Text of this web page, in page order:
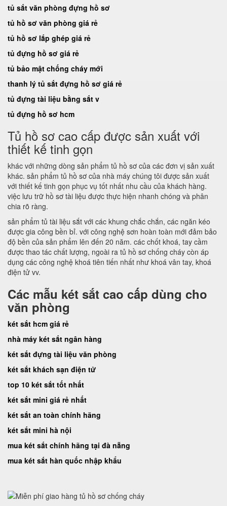
tủ sắt văn phòng đựng hồ sơ
tủ hồ sơ văn phòng giá rẻ
tủ hồ sơ lắp ghép giá rẻ
tủ đựng hồ sơ giá rẻ
tủ bảo mật chống cháy mới
thanh lý tủ sắt đựng hồ sơ giá rẻ
tủ đựng tài liệu bằng sắt v
tủ đựng hồ sơ hcm
Tủ hồ sơ cao cấp được sản xuất với
thiết kế tinh gọn
khác với những dòng sản phẩm tủ hồ sơ của các đơn vị sản xuất
khác. sản phẩm tủ hồ sơ của nhà máy chúng tôi được sản xuất
với thiết kế tinh gọn phục vụ tốt nhất nhu cầu của khách hàng.
việc lưu trữ hồ sơ tài liệu được thực hiện nhanh chóng và phân
chia rõ ràng.
sản phẩm tủ tài liệu sắt với các khung chắc chắn, các ngăn kéo
được gia công bền bỉ. với công nghệ sơn hoàn toàn mới đảm bảo
độ bền của sản phẩm lên đến 20 năm. các chốt khoá, tay cầm
được thao tác chất lượng, ngoài ra tủ hồ sơ chống cháy còn áp
dụng các công nghệ khoá tiên tiến nhất như khoá vân tay, khoá
điện tử vv.
Các mẫu két sắt cao cấp dùng cho
văn phòng
két sắt hcm giá rẻ
nhà máy két sắt ngân hàng
két sắt đựng tài liệu văn phòng
két sắt khách sạn điện tử
top 10 két sắt tốt nhất
két sắt mini giá rẻ nhất
két sắt an toàn chính hãng
két sắt mini hà nội
mua két sắt chính hãng tại đà nẵng
mua két sắt hàn quốc nhập khẩu